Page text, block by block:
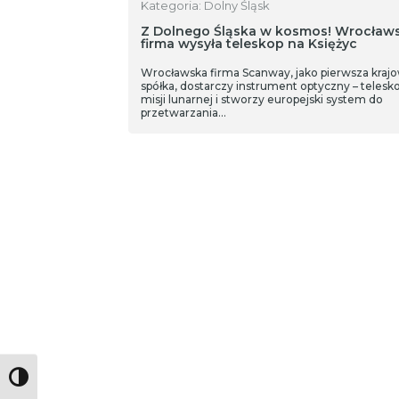
Toggle High Contrast
Kategoria: Dolny Śląsk
Z Dolnego Śląska w kosmos!
firma wysyła teleskop na Księżyc
Wrocławska firma Scanway, jako pierwsza
spółka, dostarczy instrument optyczny –
misji lunarnej i stworzy europejski system do
przetwarzania…